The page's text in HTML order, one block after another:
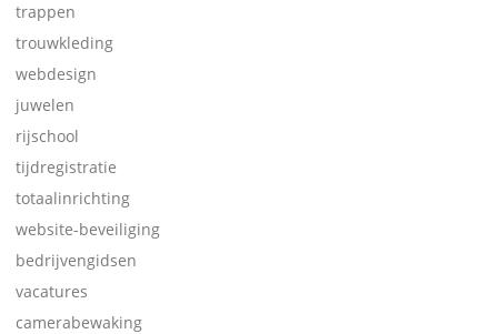
trappen
trouwkleding
webdesign
juwelen
rijschool
tijdregistratie
totaalinrichting
website-beveiliging
bedrijvengidsen
vacatures
camerabewaking